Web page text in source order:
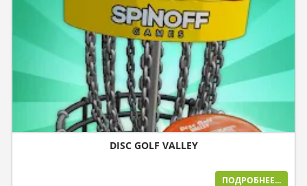
DISC GOLF VALLEY
ПОДРОБНЕЕ...